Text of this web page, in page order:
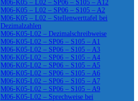
M06-K05 – L02 – SP06 – S105 – A12
M06-K05 – L02 – SP06 – S105 – A2
M06-K05 – L02 – Stellenwerttafel bei
Dezimalzahlen
M06-K05-L02 – Dezimalschreibweise
M06-K05-L02 – SP06 – S105 – A1
M06-K05-L02 – SP06 – S105 – A3
M06-K05-L02 – SP06 – S105 – A4
M06-K05-L02 – SP06 – S105 – A5
M06-K05-L02 – SP06 – S105 – A6
M06-K05-L02 – SP06 – S105 – A7
M06-K05-L02 – SP06 – S105 – A9
M06-K05-L02 – Sprechweise bei